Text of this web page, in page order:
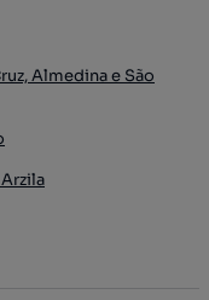
Almedina e São